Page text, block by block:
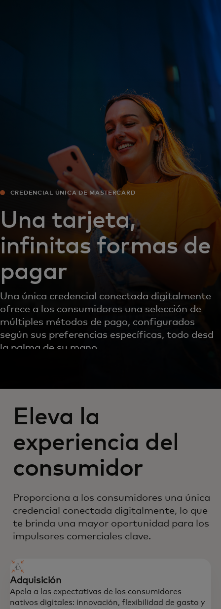
Para innovadores
Noticias y tendencias
CREDENCIAL ÚNICA DE MASTERCARD
Una tarjeta,
infinitas formas de
pagar
Una única credencial conectada digitalmente
ofrece a los consumidores una selección de
múltiples métodos de pago, configurados
según sus preferencias específicas, todo desde
la palma de su mano.
Eleva la
experiencia del
consumidor
Proporciona a los consumidores una única
credencial conectada digitalmente, lo que
te brinda una mayor oportunidad para los
impulsores comerciales clave.
Adquisición
Apela a las expectativas de los consumidores
nativos digitales: innovación, flexibilidad de gasto y